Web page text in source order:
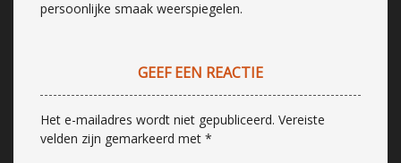
persoonlijke smaak weerspiegelen.
GEEF EEN REACTIE
Het e-mailadres wordt niet gepubliceerd. Vereiste
velden zijn gemarkeerd met *